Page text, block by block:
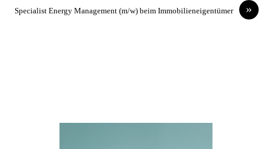
»
Specialist Energy Management (m/w) beim Immobilieneigentümer